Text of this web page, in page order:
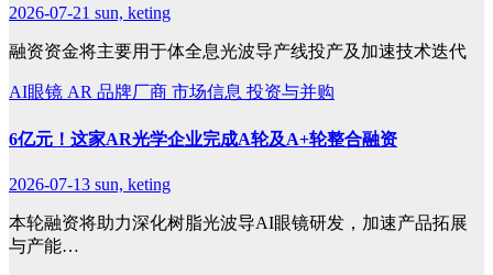
2026-07-21 sun, keting
融资资金将主要用于体全息光波导产线投产及加速技术迭代
AI眼镜 AR 品牌厂商 市场信息 投资与并购
6亿元！这家AR光学企业完成A轮及A+轮整合融资
2026-07-13 sun, keting
本轮融资将助力深化树脂光波导AI眼镜研发，加速产品拓展
与产能…